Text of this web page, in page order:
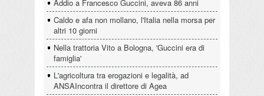
Addio a Francesco Guccini, aveva 86 anni
Caldo e afa non mollano, l'Italia nella morsa per
altri 10 giorni
Nella trattoria Vito a Bologna, 'Guccini era di
famiglia'
L'agricoltura tra erogazioni e legalità, ad
ANSAIncontra il direttore di Agea